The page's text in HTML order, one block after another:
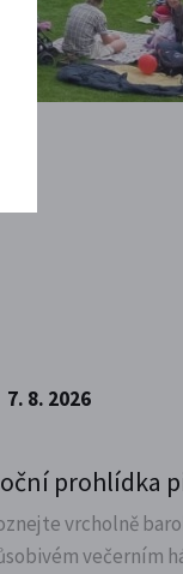
7. 8. 2026
prohlídka
vrcholně
večerním